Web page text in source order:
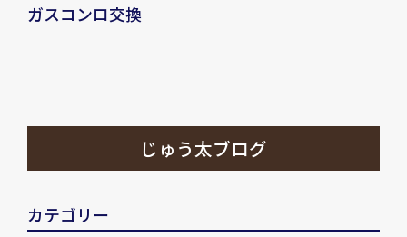
ガスコンロ交換
じゅう太ブログ
カテゴリー